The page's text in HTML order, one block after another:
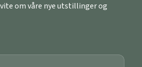
om våre nye utstillinger og